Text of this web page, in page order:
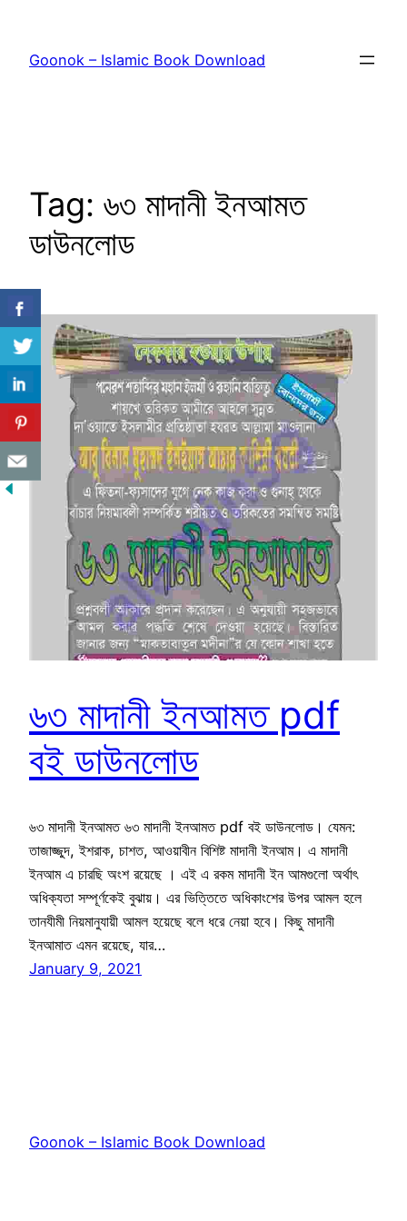
content
Goonok – Islamic Book Download
Tag: ৬৩ মাদানী ইনআমত
ডাউনলোড
৬৩ মাদানী ইনআমত pdf
বই ডাউনলোড
৬৩ মাদানী ইনআমত ৬৩ মাদানী ইনআমত pdf বই ডাউনলোড। যেমন:
তাজাজ্জুদ, ইশরাক, চাশত, আওয়াবীন বিশিষ্ট মাদানী ইনআম। এ মাদানী
ইনআম এ চারছি অংশ রয়েছে । এই এ রকম মাদানী ইন আমগুলো অর্থাৎ
অধিক্যতা সম্পূর্ণকেই বুঝায়। এর ভিত্তিতে অধিকাংশের উপর আমল হলে
তানযীমী নিয়মানুযায়ী আমল হয়েছে বলে ধরে নেয়া হবে। কিছু মাদানী
ইনআমাত এমন রয়েছে, যার…
January 9, 2021
Goonok – Islamic Book Download